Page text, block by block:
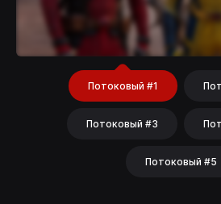
Потоковый #1
Потоковый #3
Потоковый #5